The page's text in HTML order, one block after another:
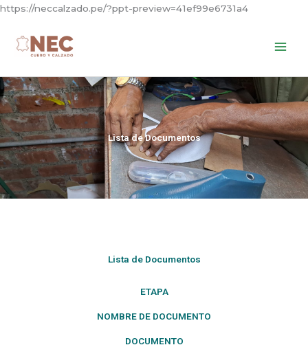
https://neccalzado.pe/?ppt-preview=41ef99e6731a4Skip
content
Lista de Documentos
Lista de Documentos
ETAPA
NOMBRE DE DOCUMENTO
DOCUMENTO